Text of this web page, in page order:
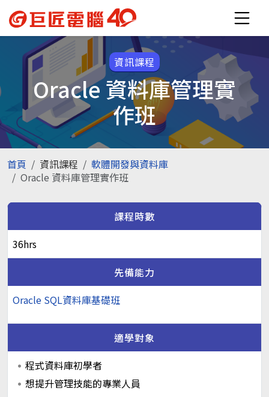
資訊課程
Oracle 資料庫管理實
作班
首頁 資訊課程
軟體開發與資料庫
Oracle 資料庫管理實作班
課程時數
36hrs
先備能力
Oracle SQL資料庫基礎班
適學對象
程式資料庫初學者
想提升管理技能的專業人員